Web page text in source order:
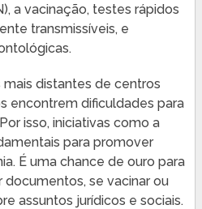
a vacinação, testes rápidos
transmissíveis, e
distantes de centros
encontrem dificuldades para
isso, iniciativas como a
para promover
É uma chance de ouro para
documentos, se vacinar ou
assuntos jurídicos e sociais.